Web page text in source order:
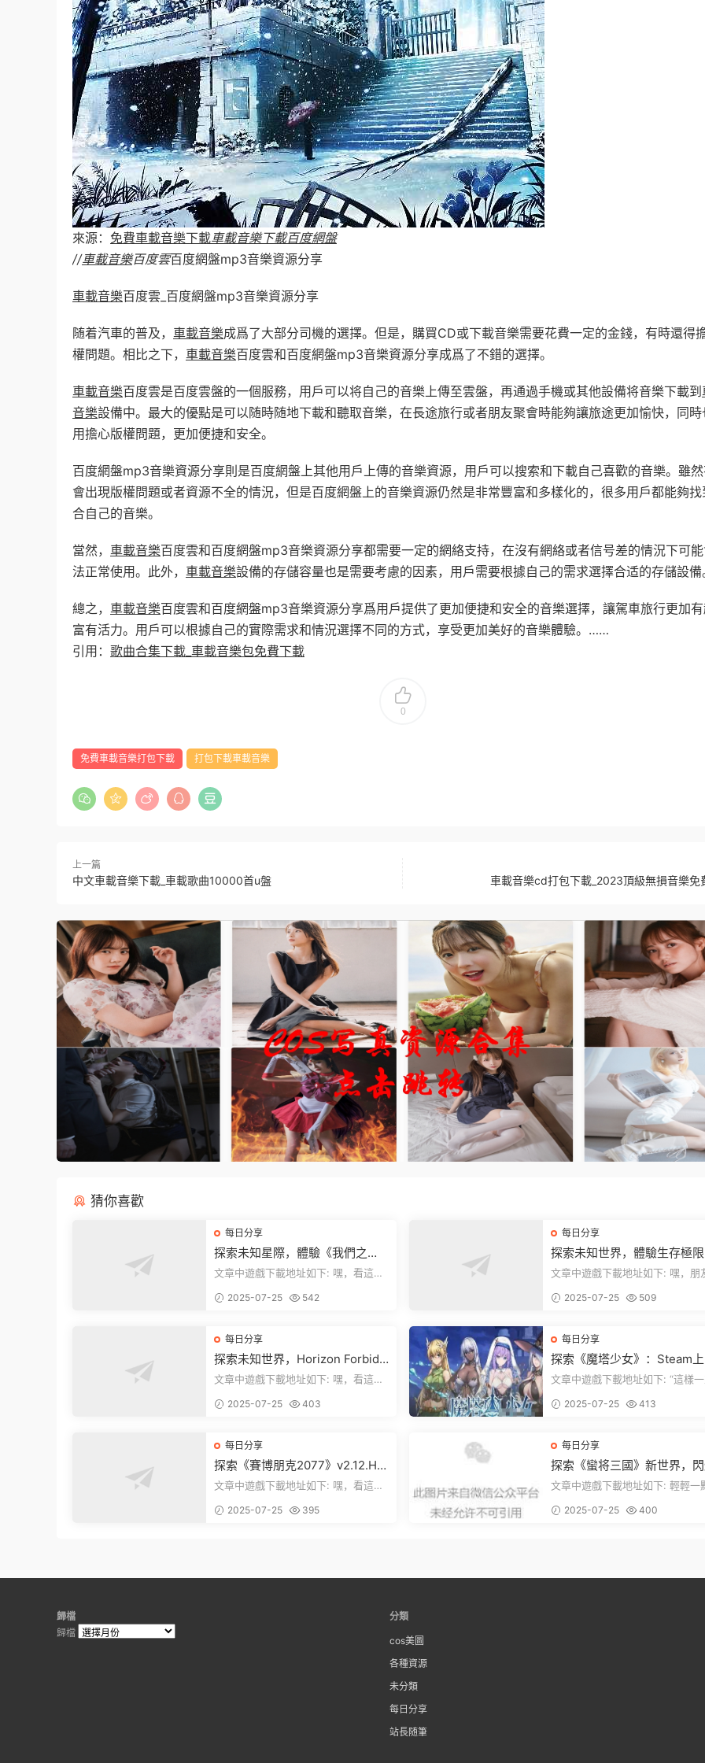
來源： 免費車載音樂下載車載音樂下載百度網盤
//車載音樂百度雲百度網盤mp3音樂資源分享
車載音樂百度雲_百度網盤mp3音樂資源分享
随着汽車的普及， 車載音樂成爲了大部分司機的選擇。但是，購買CD或下載音樂需要花費一定的金錢，有時還得
權問題。相比之下， 車載音樂百度雲和百度網盤mp3音樂資源分享成爲了不錯的選擇。
車載音樂百度雲是百度雲盤的一個服務，用戶可以将自己的音樂上傳至雲盤，再通過手機或其他設備将音樂下載到
音樂設備中。最大的優點是可以随時随地下載和聽取音樂，在長途旅行或者朋友聚會時能夠讓旅途更加愉快，同時
用擔心版權問題，更加便捷和安全。
百度網盤mp3音樂資源分享則是百度網盤上其他用戶上傳的音樂資源，用戶可以搜索和下載自己喜歡的音樂。雖
會出現版權問題或者資源不全的情況，但是百度網盤上的音樂資源仍然是非常豐富和多樣化的，很多用戶都能夠找
合自己的音樂。
當然， 車載音樂百度雲和百度網盤mp3音樂資源分享都需要一定的網絡支持，在沒有網絡或者信号差的情況下可
法正常使用。此外， 車載音樂設備的存儲容量也是需要考慮的因素，用戶需要根據自己的需求選擇合适的存儲設備
總之， 車載音樂百度雲和百度網盤mp3音樂資源分享爲用戶提供了更加便捷和安全的音樂選擇，讓駕車旅行更加
富有活力。用戶可以根據自己的實際需求和情況選擇不同的方式，享受更加美好的音樂體驗。……
引用： 歌曲合集下載_車載音樂包免費下載
0
免費車載音樂打包下載 打包下載車載音樂
上一篇
中文車載音樂下載_車載歌曲10000首u盤 車載音樂cd打包下載_2023頂級無損音樂免
猜你喜歡
每日分享
探索未知星際，體驗《我們之
中》PC端全新版本
文章中遊戲下載地址如下: 嘿，看這
入我們遊...
2025-07-25 542
每日分享
探索未知世界，體驗生存極
《方舟：生存飛升》v38.9中
文章中遊戲下載地址如下: 嘿，朋友
遊戲超火...
2025-07-25 509
每日分享
探索未知世界，Horizon Forbidd
en West Complete Edition正式
文章中遊戲下載地址如下: 嘿，看這
章最後那...
2025-07-25 403
每日分享
探索《魔塔少女》：Steam
美少女自走棋，戰鬥與策略
文章中遊戲下載地址如下: “這樣一來，
說，...
2025-07-25 413
每日分享
探索《賽博朋克2077》v2.12.H
1：穿梭黑暗都市，感受未來世界
文章中遊戲下載地址如下: 嘿，看這
入我們的...
2025-07-25 395
每日分享
探索《蠻将三國》新世界，
之光換皮，共赴手遊盛宴！
文章中遊戲下載地址如下: 輕輕一點，
看到...
2025-07-25 400
歸檔
歸檔
分類
cos美圖
各種資源
未分類
每日分享
站長随筆